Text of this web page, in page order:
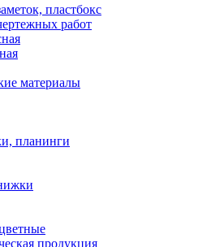
пластбокс
работ
материалы
планинги
продукция